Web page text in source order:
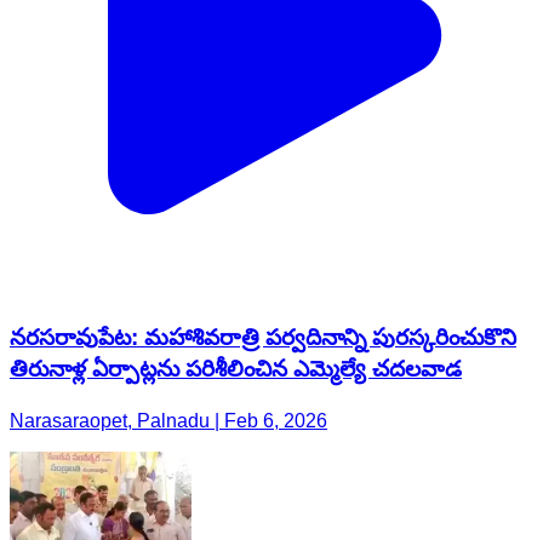
నరసరావుపేట: మహాశివరాత్రి పర్వదినాన్ని పురస్కరించుకొని
తిరునాళ్ల ఏర్పాట్లను పరిశీలించిన ఎమ్మెల్యే చదలవాడ
Narasaraopet, Palnadu | Feb 6, 2026